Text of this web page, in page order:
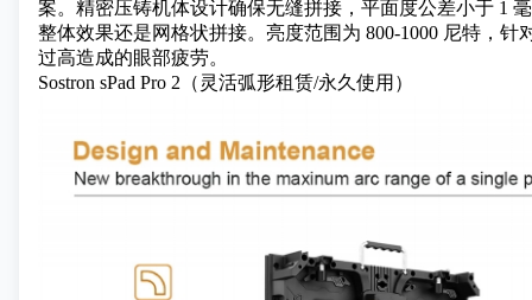
案。精密压铸机体设计确保无缝拼接，平面度公差小于 1
整体效果还是网格状拼接。亮度范围为 800-1000 尼特，
过高造成的眼部疲劳。
Sostron sPad Pro 2 （灵活弧形租赁/永久使用）